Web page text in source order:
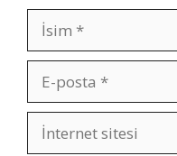
İsim
posta
İnternet
sitesi